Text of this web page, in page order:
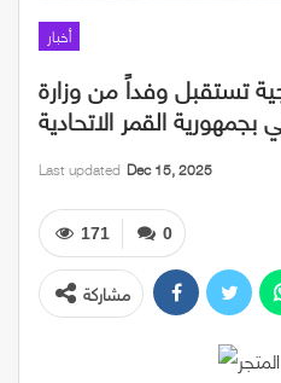
أخبار
تستقبل وفداً من وزارة
بجمهورية القمر الاتحادية
Last updated Dec 15, 2025
0
171
مشاركة